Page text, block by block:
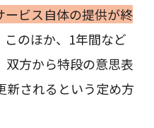
ービス自体の提供が終
このほか、1年間など
双方から特段の意思表
新されるという定め方